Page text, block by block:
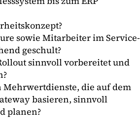
sowie Mitarbeiter im Service-
geschult?
sinnvoll vorbereitet und
Mehrwertdienste, die auf dem
basieren, sinnvoll
planen?